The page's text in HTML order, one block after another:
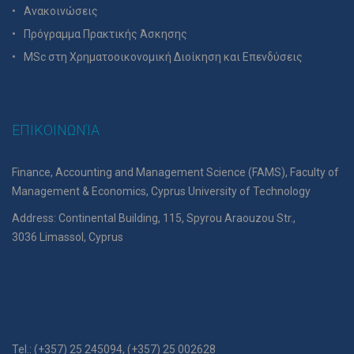
Ανακοινώσεις
Πρόγραμμα Πρακτικής Άσκησης
MSc στη Χρηματοοικονομική Διοίκηση και Επενδύσεις
ΕΠΙΚΟΙΝΩΝΊΑ
Finance, Accounting and Management Science (FAMS), Faculty of
Management & Economics, Cyprus University of Technology
Address: Continental Building, 115, Spyrou Araouzou Str.,
3036 Limassol, Cyprus
Tel.: (+357) 25 245094, (+357) 25 002628